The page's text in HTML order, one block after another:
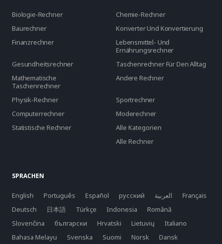
Biologie-Rechner
Chemie-Rechner
Baurechner
Konverter Und Konvertierung
Finanzrechner
Lebensmittel- Und
Ernährungsrechner
Gesundheitsrechner
Taschenrechner Für Den Alltag
Mathematische
Taschenrechner
Andere Rechner
Physik-Rechner
Sportrechner
Computerrechner
Moderechner
Statistische Rechner
Alle Kategorien
Alle Rechner
SPRACHEN
English Português Español русский العربية
Français
Deutsch
日本語 Türkçe Indonesia
Română
Slovenčina
български Hrvatski Lietuvių
Italiano
Bahasa Melayu
Svenska Suomi Norsk Dansk